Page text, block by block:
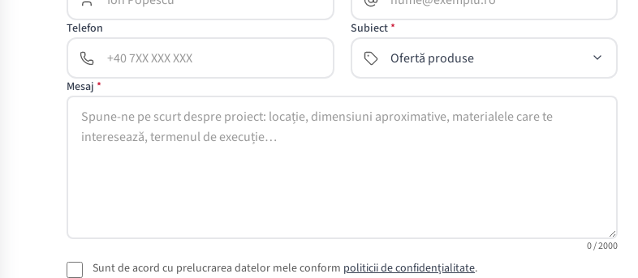
Telefon Subiect
Mesaj
0 / 2000
Sunt de acord cu prelucrarea datelor mele conform politicii de confidențialitate.